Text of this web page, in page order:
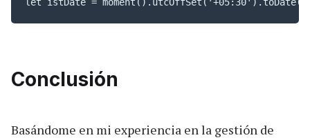
Conclusión
Basándome en mi experiencia en la gestión de